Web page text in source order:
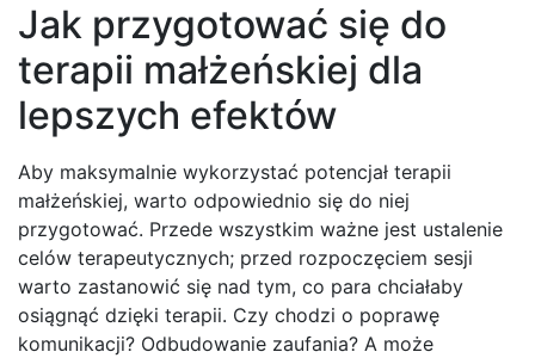
Jak przygotować się do
terapii małżeńskiej dla
lepszych efektów
Aby maksymalnie wykorzystać potencjał terapii
małżeńskiej, warto odpowiednio się do niej
przygotować. Przede wszystkim ważne jest ustalenie
celów terapeutycznych; przed rozpoczęciem sesji
warto zastanowić się nad tym, co para chciałaby
osiągnąć dzięki terapii. Czy chodzi o poprawę
komunikacji? Odbudowanie zaufania? A może